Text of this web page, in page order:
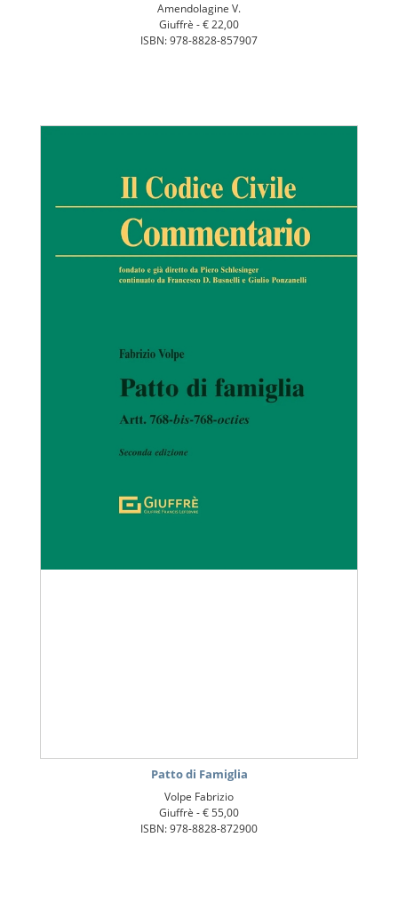
Amendolagine V.
Giuffrè -€ 22,00
ISBN: 978-8828-857907
Patto di Famiglia
Volpe Fabrizio
Giuffrè -€ 55,00
ISBN: 978-8828-872900